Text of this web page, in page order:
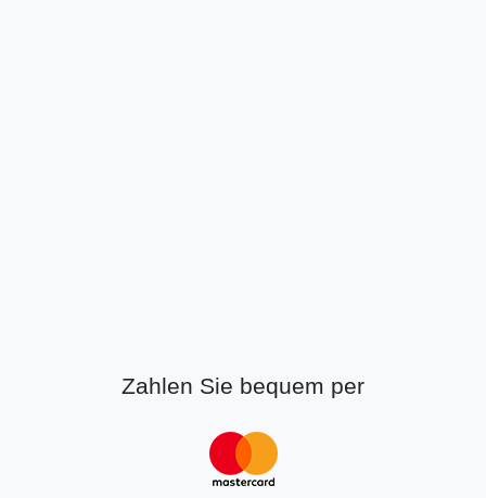
Zahlen Sie bequem per